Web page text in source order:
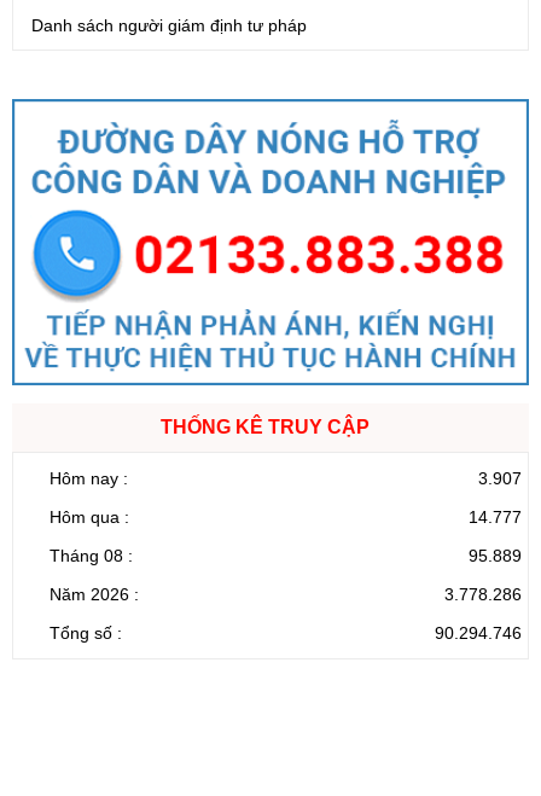
Danh sách người giám định tư pháp
THỐNG KÊ TRUY CẬP
Hôm nay :
3.907
Hôm qua :
14.777
Tháng 08 :
95.889
Năm 2026 :
3.778.286
Tổng số :
90.294.746